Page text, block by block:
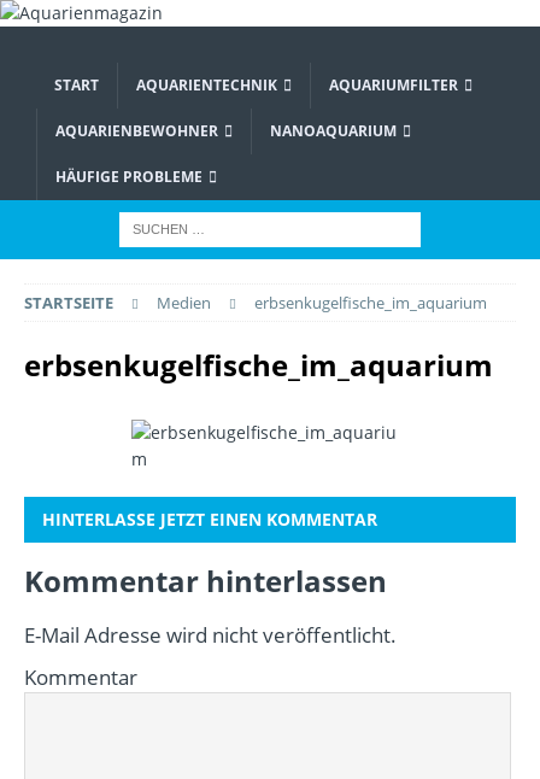
START AQUARIENTECHNIK AQUARIUMFILTER
AQUARIENBEWOHNER NANOAQUARIUM
HÄUFIGE PROBLEME
STARTSEITE Medien erbsenkugelfische_im_aquarium
erbsenkugelfische_im_aquarium
HINTERLASSE JETZT EINEN KOMMENTAR
Kommentar hinterlassen
E-Mail Adresse wird nicht veröffentlicht.
Kommentar